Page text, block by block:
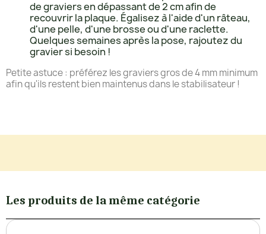
de graviers en dépassant de 2 cm afin de
recouvrir la plaque. Égalisez à l'aide d'un râteau,
d'une pelle, d'une brosse ou d'une raclette.
Quelques semaines après la pose, rajoutez du
gravier si besoin !
Petite astuce : préférez les graviers gros de 4 mm minimum
afin qu'ils restent bien maintenus dans le stabilisateur !
Les produits de la même catégorie